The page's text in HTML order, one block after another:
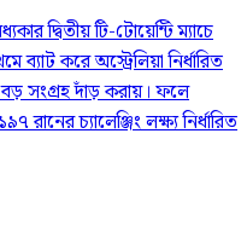
দ্বিতীয় টি-টোয়েন্টি ম্যাচে
করে অস্ট্রেলিয়া নির্ধারিত
সংগ্রহ দাঁড় করায়। ফলে
চ্যালেঞ্জিং লক্ষ্য নির্ধারিত